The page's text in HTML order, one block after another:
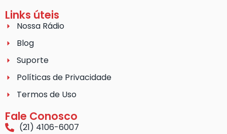
Links úteis
Nossa Rádio
Blog
Suporte
Políticas de Privacidade
Termos de Uso
Fale Conosco
(21) 4106-6007